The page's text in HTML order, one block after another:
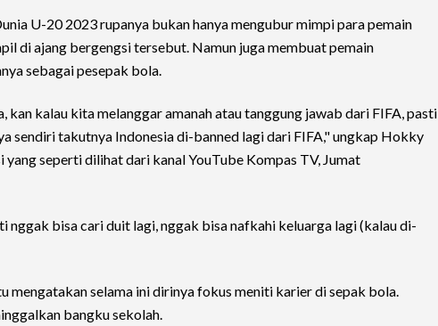
U-20 2023 rupanya bukan hanya mengubur mimpi para pemain
di ajang bergengsi tersebut. Namun juga membuat pemain
sebagai pesepak bola.
kan kalau kita melanggar amanah atau tanggung jawab dari FIFA, pasti
sendiri takutnya Indonesia di-banned lagi dari FIFA," ungkap Hokky
yang seperti dilihat dari kanal YouTube Kompas TV, Jumat
nggak bisa cari duit lagi, nggak bisa nafkahi keluarga lagi (kalau di-
mengatakan selama ini dirinya fokus meniti karier di sepak bola.
bangku sekolah.